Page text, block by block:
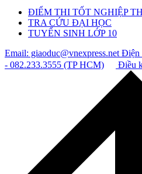
ĐIỂM THI TỐT NGHIỆP
TRA CỨU ĐẠI HỌC
TUYỂN SINH LỚP 10
Email: giaoduc@vnexpress.netĐiện
- 082.233.3555 (TP HCM)
Điều